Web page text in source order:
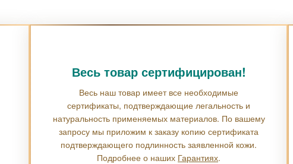
Весь товар сертифицирован!
Весь наш товар имеет все необходимые
сертификаты, подтверждающие легальность и
натуральность применяемых материалов. По вашему
запросу мы приложим к заказу копию сертификата
подтверждающего подлинность заявленной кожи.
Подробнее о наших Гарантиях.